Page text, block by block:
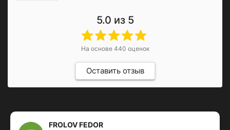
5.0 из 5
На основе 440 оценок
Оставить отзыв
FROLOV FEDOR